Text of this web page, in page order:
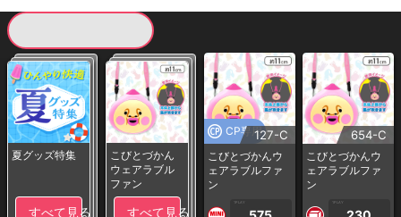
夏グッズ特集
すべて見る
こびとづかん
ウェアラブル
ファン
すべて見る
CP専用127-C
こびとづかんウ
ェアラブルファ
ン
1PLAY
654-C
こびとづかんウ
ェアラブルファ
ン
1PLAY